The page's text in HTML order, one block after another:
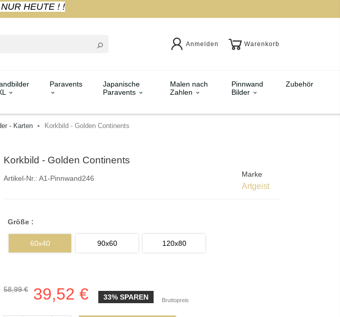
HEUTE ! !
Anmelden Warenkorb
Paravents
Japanische
Paravents
Malen nach
Zahlen
Pinnwand
Bilder
Zubehör
- Karten Korkbild - Golden Continents
Korkbild - Golden Continents
Artikel-Nr.: A1-Pinnwand246 Marke
Artgeist
Größe :
60x40 90x60 120x80
58,99 € 39,52 € 33% SPAREN Bruttopreis